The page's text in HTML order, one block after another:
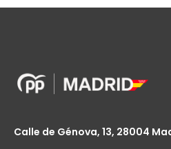
Calle de Génova, 13, 28004